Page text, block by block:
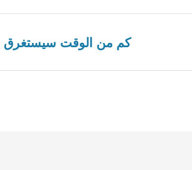
كم من الوقت سيستغرق